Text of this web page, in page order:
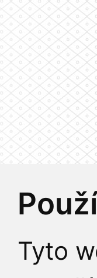
Tyto